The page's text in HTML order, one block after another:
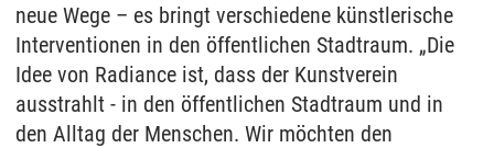
neue Wege – es bringt verschiedene künstlerische
Interventionen in den öffentlichen Stadtraum. „Die
Idee von Radiance ist, dass der Kunstverein
ausstrahlt - in den öffentlichen Stadtraum und in
den Alltag der Menschen. Wir möchten den